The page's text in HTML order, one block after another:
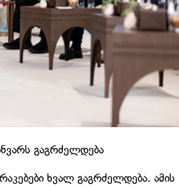
გაგრძელდება
ხვალ გაგრძელდება. ამის